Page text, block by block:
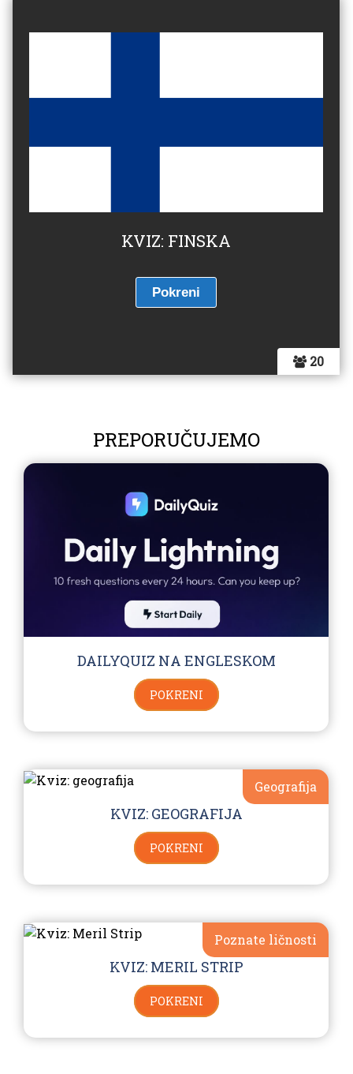
20
KVIZ: FINSKA
PREPORUČUJEMO
DAILYQUIZ NA ENGLESKOM
POKRENI
Geografija
KVIZ: GEOGRAFIJA
POKRENI
Poznate ličnosti
KVIZ: MERIL STRIP
POKRENI